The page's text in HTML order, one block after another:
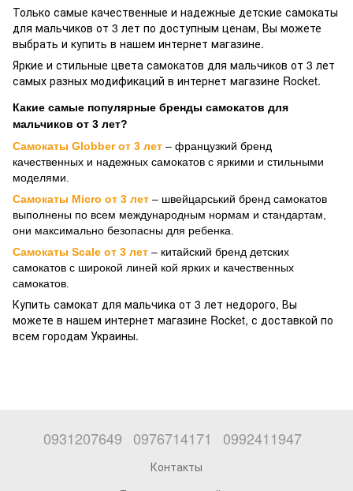
Только самые качественные и надежные детские самокаты
для мальчиков от 3 лет по доступным ценам, Вы можете
выбрать и купить в нашем интернет магазине.
Яркие и стильные цвета самокатов для мальчиков от 3 лет
самых разных модификаций в интернет магазине Rocket.
Какие самые популярные бренды самокатов для
мальчиков от 3 лет?
Самокаты Globber от 3 лет – французкий бренд
качественных и надежных самокатов с яркими и стильными
моделями.
Самокаты Micro от 3 лет – швейцарський бренд самокатов
выполнены по всем международным нормам и стандартам,
они максимально безопасны для ребенка.
Самокаты Sсale от 3 лет – китайский бренд детских
самокатов с широкой линей кой ярких и качественных
самокатов.
Купить самокат для мальчика от 3 лет недорого, Вы
можете в нашем интернет магазине Rocket, с доставкой по
всем городам Украины.
0931207649 0976714171 0992411947
Контакты